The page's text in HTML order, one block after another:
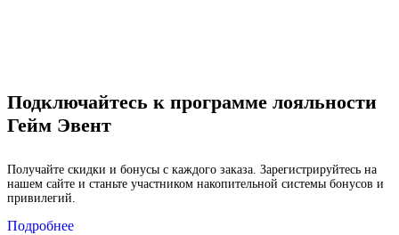
Подключайтесь к программе лояльности
Гейм Эвент
Получайте скидки и бонусы с каждого заказа. Зарегистрируйтесь на
нашем сайте и станьте участником накопительной системы бонусов и
привилегий.
Подробнее